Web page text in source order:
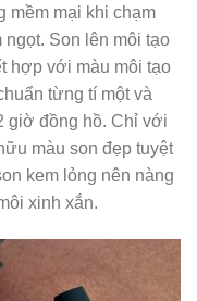
mềm mại khi chạm
Son lên môi tạo
hợp với màu môi tạo
từng tí một và
giờ đồng hồ. Chỉ với
màu son đẹp tuyệt
kem lỏng nên nàng
xinh xắn.